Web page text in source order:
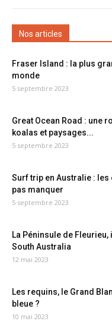
Nos articles
Fraser Island : la plus
monde
5 septembre 2023
Great Ocean Road : une
koalas et paysages...
5 septembre 2023
Surf trip en Australie : les
pas manquer
5 septembre 2023
La Péninsule de
South Australia
12 mai 2023
Les requins, le Grand
bleue ?
10 mai 2023